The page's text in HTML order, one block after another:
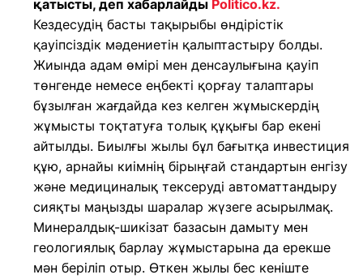
қатысты, деп хабарлайды Politico.kz.
Кездесудің басты тақырыбы өндірістік
қауіпсіздік мәдениетін қалыптастыру болды.
Жиында адам өмірі мен денсаулығына қауіп
төнгенде немесе еңбекті қорғау талаптары
бұзылған жағдайда кез келген жұмыскердің
жұмысты тоқтатуға толық құқығы бар екені
айтылды. Биылғы жылы бұл бағытқа инвестиция
құю, арнайы киімнің бірыңғай стандартын енгізу
және медициналық тексеруді автоматтандыру
сияқты маңызды шаралар жүзеге асырылмақ.
Минералдық-шикізат базасын дамыту мен
геологиялық барлау жұмыстарына да ерекше
мән беріліп отыр. Өткен жылы бес кеніште